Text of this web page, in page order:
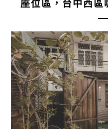
座位區，台中西